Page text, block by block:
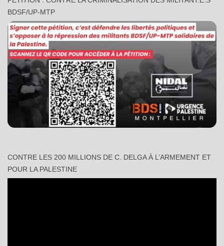
BDSF/UP-MTP
CONTRE LES 200 MILLIONS DE C. DELGA À L’ARMEMENT ET
POUR LA PALESTINE